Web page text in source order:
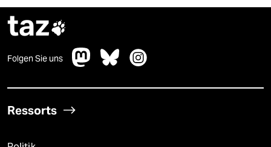
taz
Folgen Sie uns
Ressorts